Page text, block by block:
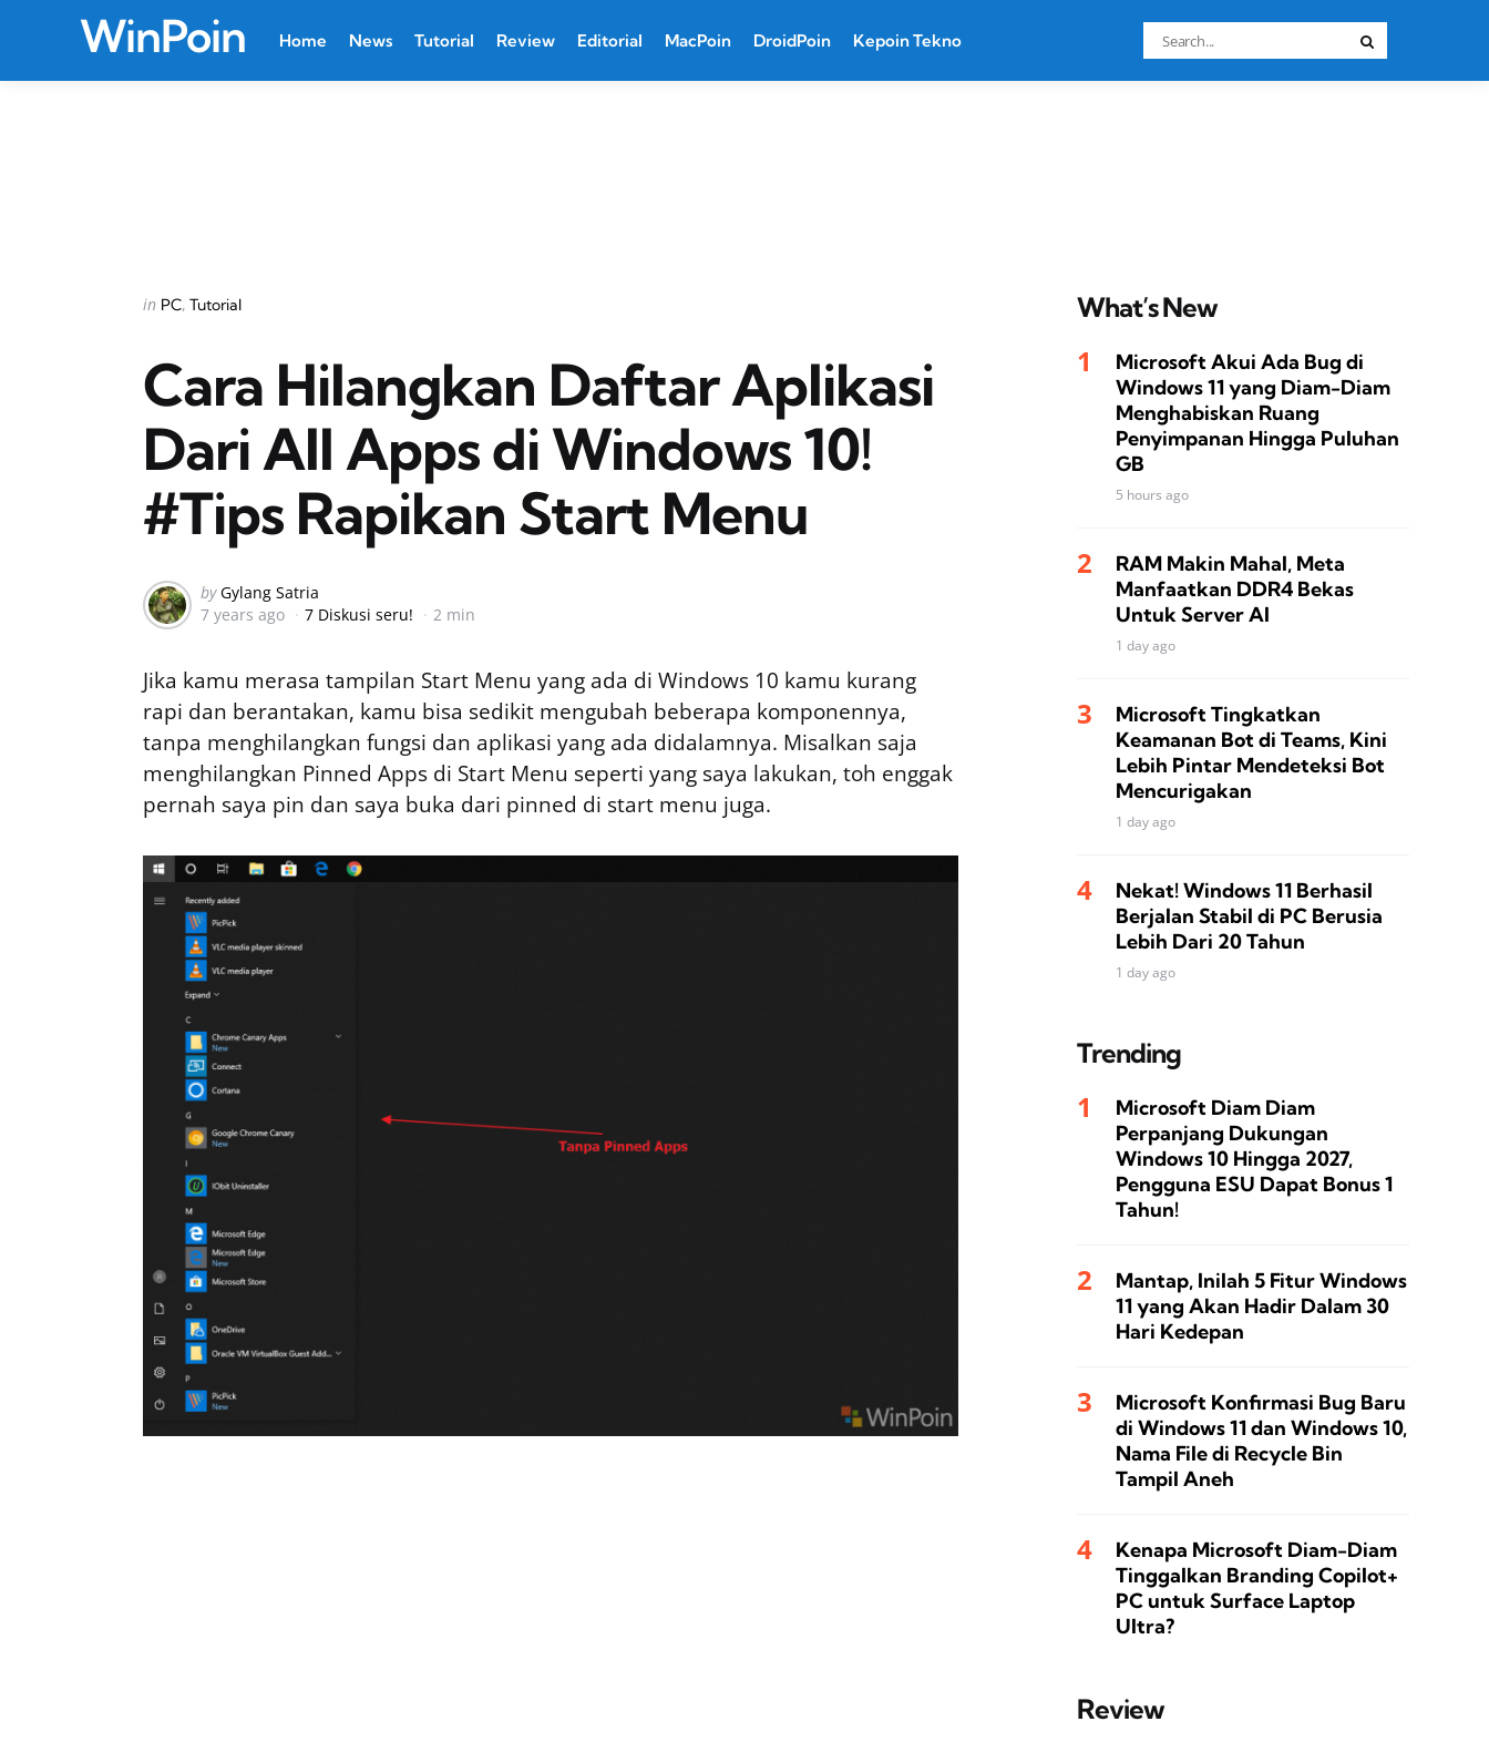
WinPoin Home News Tutorial Review Editorial MacPoin DroidPoin Kepoin Tekno
Search
for:
Categories
Posted
in PC Tutorial
Cara Hilangkan Daftar Aplikasi
Dari All Apps di Windows 10!
#Tips Rapikan Start Menu
Posted
by
by Gylang Satria
7 years ago
7 Diskusi seru! 2 min
Jika kamu merasa tampilan Start Menu yang ada di Windows 10 kamu kurang
rapi dan berantakan, kamu bisa sedikit mengubah beberapa komponennya,
tanpa menghilangkan fungsi dan aplikasi yang ada didalamnya. Misalkan saja
menghilangkan Pinned Apps di Start Menu seperti yang saya lakukan, toh enggak
pernah saya pin dan saya buka dari pinned di start menu juga.
What’s New
Microsoft Akui Ada Bug di
Windows 11 yang Diam-Diam
Menghabiskan Ruang
Penyimpanan Hingga Puluhan
GB
5 hours ago
RAM Makin Mahal, Meta
Manfaatkan DDR4 Bekas
Untuk Server AI
1 day ago
Microsoft Tingkatkan
Keamanan Bot di Teams, Kini
Lebih Pintar Mendeteksi Bot
Mencurigakan
1 day ago
Nekat! Windows 11 Berhasil
Berjalan Stabil di PC Berusia
Lebih Dari 20 Tahun
1 day ago
Trending
Microsoft Diam Diam
Perpanjang Dukungan
Windows 10 Hingga 2027,
Pengguna ESU Dapat Bonus 1
Tahun!
Mantap, Inilah 5 Fitur Windows
11 yang Akan Hadir Dalam 30
Hari Kedepan
Microsoft Konfirmasi Bug Baru
di Windows 11 dan Windows 10,
Nama File di Recycle Bin
Tampil Aneh
Kenapa Microsoft Diam-Diam
Tinggalkan Branding Copilot+
PC untuk Surface Laptop
Ultra?
Review